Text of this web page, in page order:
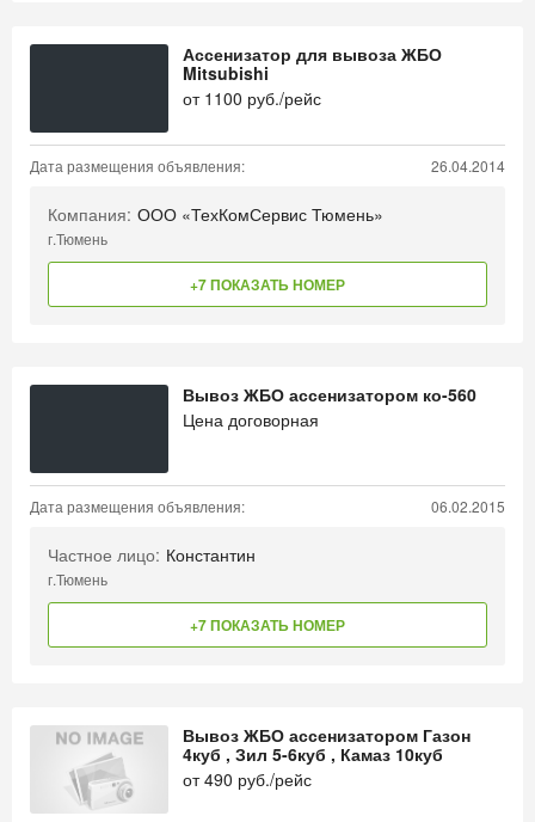
Ассенизатор для вывоза ЖБО
Mitsubishi
от 1100 руб./рейс
Дата размещения объявления: 26.04.2014
Компания: ООО «ТехКомСервис Тюмень»
г.Тюмень
+7 ПОКАЗАТЬ НОМЕР
Вывоз ЖБО ассенизатором ко-560
Цена договорная
Дата размещения объявления: 06.02.2015
Частное лицо: Константин
г.Тюмень
+7 ПОКАЗАТЬ НОМЕР
Вывоз ЖБО ассенизатором Газон
4куб , Зил 5-6куб , Камаз 10куб
от490 руб./рейс